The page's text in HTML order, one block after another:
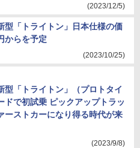
(2023/12/5)
型「トライトン」日本仕様の価
からを予定
(2023/10/25)
型「トライトン」（プロトタイ
ドで初試乗 ピックアップトラッ
ーストカーになり得る時代が来
(2023/9/8)